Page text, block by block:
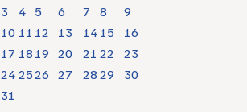
3
4 5 6 7 8
9
10 11 12 13 14 15
16
17 18 19 20 21 22
23
24 2526 27 28 29
30
31